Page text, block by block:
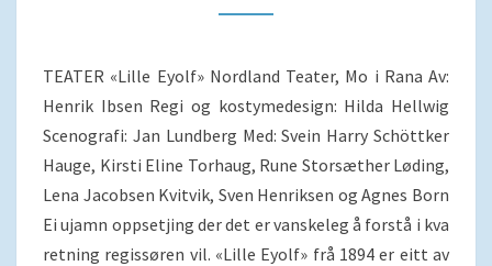
TEATER «Lille Eyolf» Nordland Teater, Mo i Rana Av:
Henrik Ibsen Regi og kostymedesign: Hilda Hellwig
Scenografi: Jan Lundberg Med: Svein Harry Schöttker
Hauge, Kirsti Eline Torhaug, Rune Storsæther Løding,
Lena Jacobsen Kvitvik, Sven Henriksen og Agnes Born
Ei ujamn oppsetjing der det er vanskeleg å forstå i kva
retning regissøren vil. «Lille Eyolf» frå 1894 er eitt av